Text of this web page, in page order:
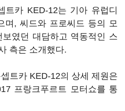
트카 KED-12는 기아 유럽디
며, 씨드와 프로씨드 등의 모
였던 대담하고 역동적인 스
측은 소개했다.
트카 KED-12의 상세 제원은
프랑크푸르트 모터쇼를 통